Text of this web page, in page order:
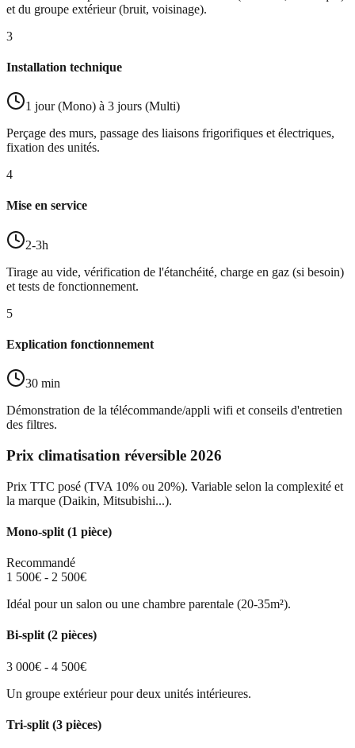
et du groupe extérieur (bruit, voisinage).
3
Installation technique
1 jour (Mono) à 3 jours (Multi)
Perçage des murs, passage des liaisons frigorifiques et électriques,
fixation des unités.
4
Mise en service
2-3h
Tirage au vide, vérification de l'étanchéité, charge en gaz (si besoin)
et tests de fonctionnement.
5
Explication fonctionnement
30 min
Démonstration de la télécommande/appli wifi et conseils d'entretien
des filtres.
Prix climatisation réversible 2026
Prix TTC posé (TVA 10% ou 20%). Variable selon la complexité et
la marque (Daikin, Mitsubishi...).
Mono-split (1 pièce)
Recommandé
1 500€ - 2 500€
Idéal pour un salon ou une chambre parentale (20-35m²).
Bi-split (2 pièces)
3 000€ - 4 500€
Un groupe extérieur pour deux unités intérieures.
Tri-split (3 pièces)